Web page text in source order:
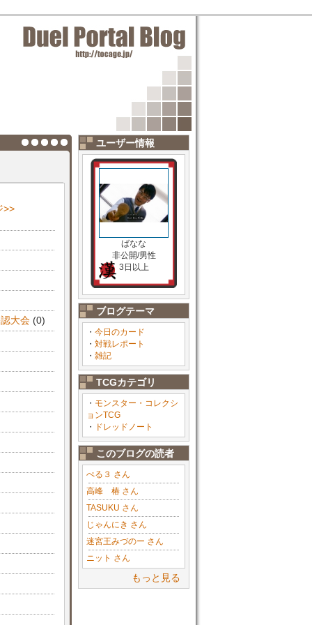
ユーザー情報
ばなな
非公開/男性
3日以上
ブログテーマ
・ 今日のカード
・ 対戦レポート
・ 雑記
TCGカテゴリ
・ モンスター・コレクシ
ョンTCG
・
ドレッドノート
このブログの読者
ぺる３ さん
高峰 椿 さん
TASUKU さん
じゃんにき さん
迷宮王みづのー さん
ニット さん
もっと見る
>>
大会 (0)